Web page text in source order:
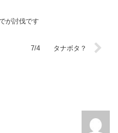
討伐です
7/4 タナボタ？